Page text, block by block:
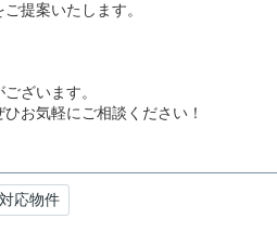
提案いたします。
ざいます。
お気軽にご相談ください！
対応物件